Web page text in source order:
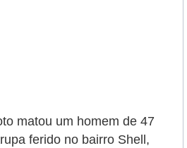
matou um homem de 47
ferido no bairro Shell,